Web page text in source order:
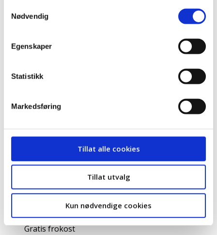
Nødvendig
Egenskaper
Statistikk
Markedsføring
Tillat alle cookies
Tillat utvalg
Kun nødvendige cookies
13.30 Tog fra Labo til Godshuset
Talere:
Anne Hagenborg, Arbeiderpartiet
Servering av kaffe og vafler
1. mai- program i Nordre Land
Bedehuset med start kl 11.00
Taler ved Sunniva Ludvigsen (AP), One Enerud (SV)
og Gry Kristin Slethei (UDF). Silje Aasli fra
Randsfjordmuseet innleder om
Randsfjordkonflikten. (Utstilling).
Gratis frokost